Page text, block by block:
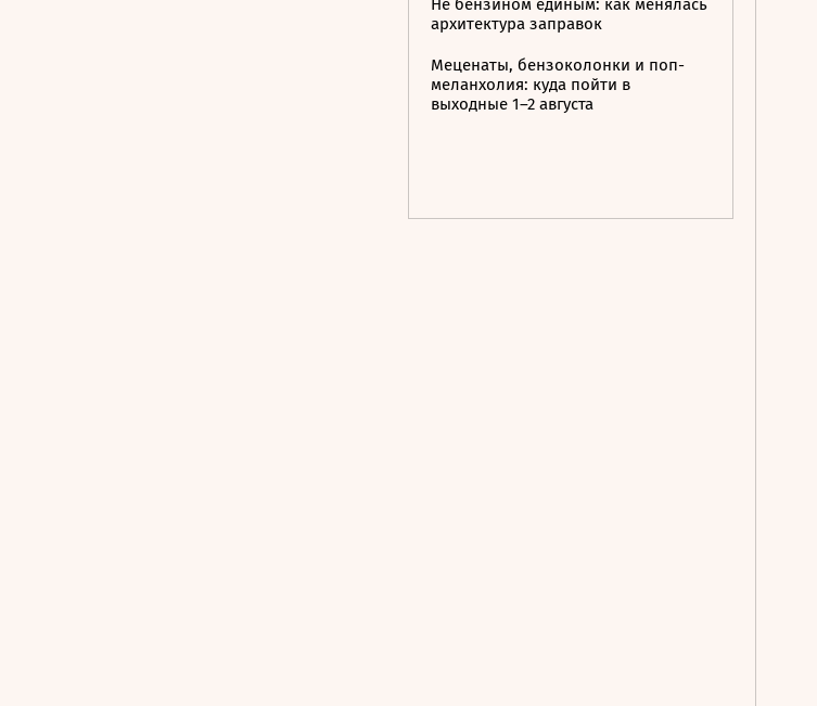
Не бензином единым: как менялась
архитектура заправок
Меценаты, бензоколонки и поп-
меланхолия: куда пойти в
выходные 1–2 августа